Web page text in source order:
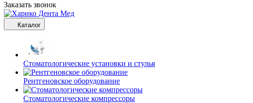
Заказать звонок
Каталог
Стоматологические установки и стулья
Рентгеновское оборудование
Стоматологические компрессоры